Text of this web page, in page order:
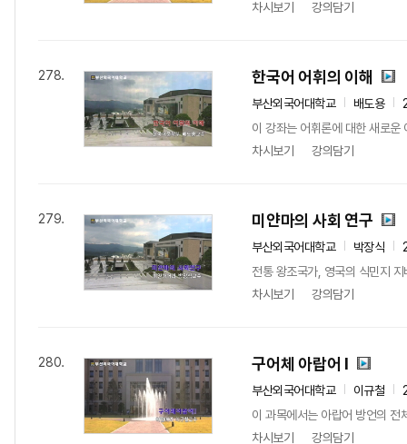
차시보기
강의담기
278. 한국어 어휘의 이해
부산외국어대학교 배도용
이 강좌는 어휘론에 대한 새로운
차시보기
강의담기
279. 미얀마의 사회 연구
부산외국어대학교 박장식
전통 왕조국가, 영국의 식민지
차시보기
강의담기
280. 구어체 아랍어 I
부산외국어대학교 이규철
이 과목에서는 아랍어 방언의 전
차시보기
강의담기